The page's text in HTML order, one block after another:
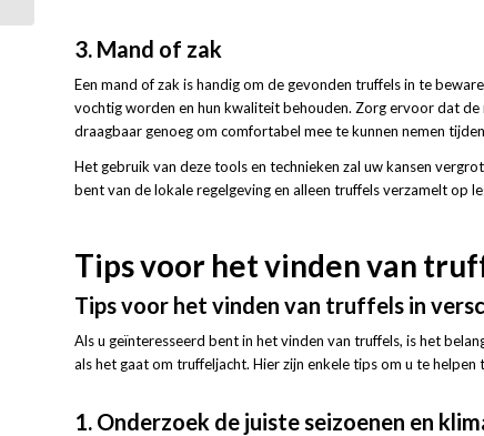
3. Mand of zak
Een mand of zak is handig om de gevonden truffels in te
vochtig worden en hun kwaliteit behouden. Zorg ervoor dat
draagbaar genoeg om comfortabel mee te kunnen nemen
Het gebruik van deze tools en technieken zal uw kansen
bent van de lokale regelgeving en alleen truffels verzamelt op
Tips voor het vinden van
Tips voor het vinden van truffels in
Als u geïnteresseerd bent in het vinden van truffels, is het
als het gaat om truffeljacht. Hier zijn enkele tips om u te helpen
1. Onderzoek de juiste seizoenen en